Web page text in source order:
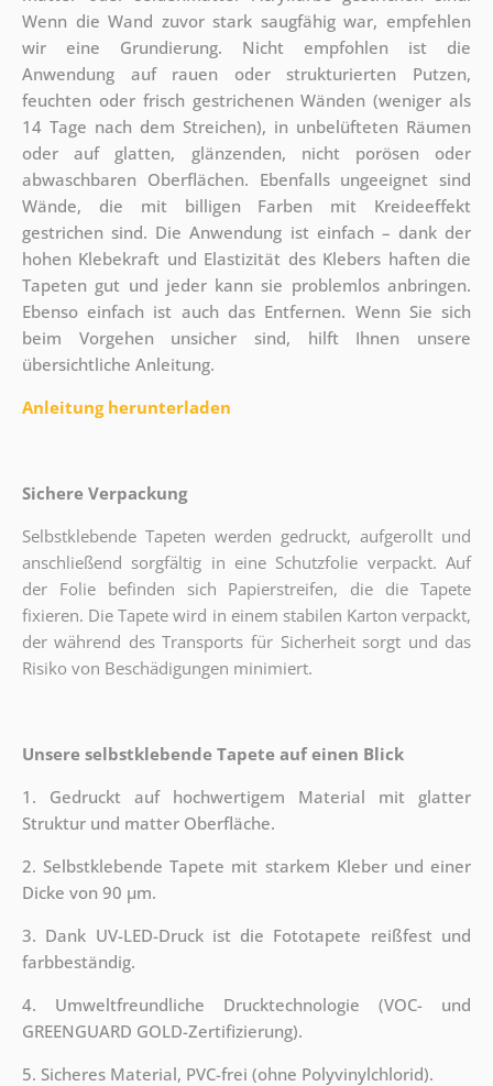
Wenn die Wand zuvor stark saugfähig war, empfehlen
wir eine Grundierung. Nicht empfohlen ist die
Anwendung auf rauen oder strukturierten Putzen,
feuchten oder frisch gestrichenen Wänden (weniger als
14 Tage nach dem Streichen), in unbelüfteten Räumen
oder auf glatten, glänzenden, nicht porösen oder
abwaschbaren Oberflächen. Ebenfalls ungeeignet sind
Wände, die mit billigen Farben mit Kreideeffekt
gestrichen sind. Die Anwendung ist einfach – dank der
hohen Klebekraft und Elastizität des Klebers haften die
Tapeten gut und jeder kann sie problemlos anbringen.
Ebenso einfach ist auch das Entfernen. Wenn Sie sich
beim Vorgehen unsicher sind, hilft Ihnen unsere
übersichtliche Anleitung.
Anleitung herunterladen
Sichere Verpackung
Selbstklebende Tapeten werden gedruckt, aufgerollt und
anschließend sorgfältig in eine Schutzfolie verpackt. Auf
der Folie befinden sich Papierstreifen, die die Tapete
fixieren. Die Tapete wird in einem stabilen Karton verpackt,
der während des Transports für Sicherheit sorgt und das
Risiko von Beschädigungen minimiert.
Unsere selbstklebende Tapete auf einen Blick
1. Gedruckt auf hochwertigem Material mit glatter
Struktur und matter Oberfläche.
2. Selbstklebende Tapete mit starkem Kleber und einer
Dicke von 90 µm.
3. Dank UV-LED-Druck ist die Fototapete reißfest und
farbbeständig.
4. Umweltfreundliche Drucktechnologie (VOC- und
GREENGUARD GOLD-Zertifizierung).
5. Sicheres Material, PVC-frei (ohne Polyvinylchlorid).